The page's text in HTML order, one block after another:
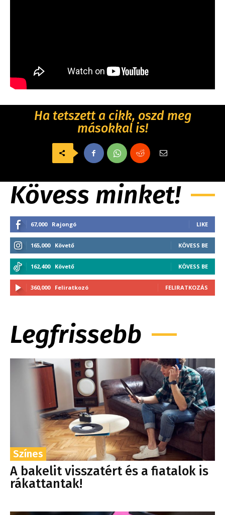
Ha tetszett a cikk, oszd meg
másokkal is!
Kövess minket!
67,000 Rajongó LIKE
165,000 Követő KÖVESS BE
162,400 Követő KÖVESS BE
360,000 Feliratkozó FELIRATKOZÁS
Legfrissebb
Színes
A bakelit visszatért és a fiatalok is
rákattantak!